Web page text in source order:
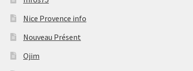
Nice Provence info
Nouveau Présent
Ojim